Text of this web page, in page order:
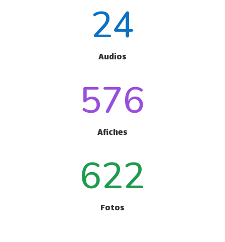
24
Audios
576
Afiches
622
Fotos